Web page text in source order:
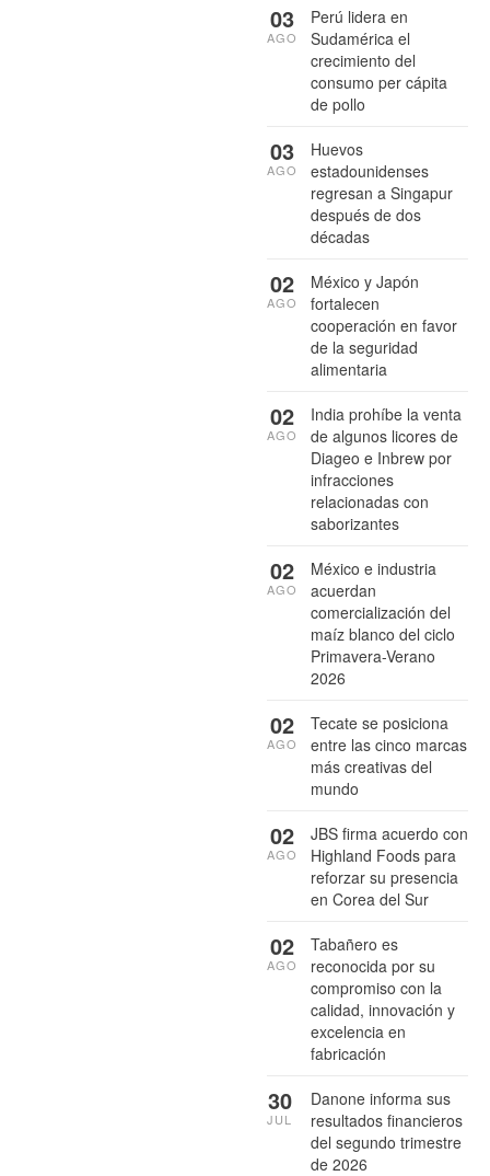
Perú lidera en
Sudamérica el
crecimiento del
consumo per cápita
de pollo
03
AGO
Huevos
estadounidenses
regresan a Singapur
después de dos
décadas
03
AGO
México y Japón
fortalecen
cooperación en favor
de la seguridad
alimentaria
02
AGO
India prohíbe la venta
de algunos licores de
Diageo e Inbrew por
infracciones
relacionadas con
saborizantes
02
AGO
México e industria
acuerdan
comercialización del
maíz blanco del ciclo
Primavera-Verano
2026
02
AGO
Tecate se posiciona
entre las cinco marcas
más creativas del
mundo
02
AGO
JBS firma acuerdo con
Highland Foods para
reforzar su presencia
en Corea del Sur
02
AGO
Tabañero es
reconocida por su
compromiso con la
calidad, innovación y
excelencia en
fabricación
02
AGO
Danone informa sus
resultados financieros
del segundo trimestre
de 2026
30
JUL